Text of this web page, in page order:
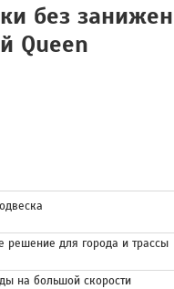
без
Queen
для города и трассы
на большой скорости